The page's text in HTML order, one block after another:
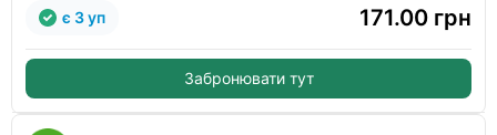
171.00 грн
є 3 уп
Забронювати тут